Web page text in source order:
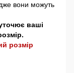
вони можуть
ваші
розмір